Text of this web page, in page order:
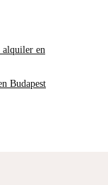
alquiler en
Budapest